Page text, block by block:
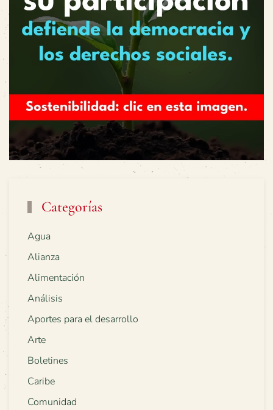
Categorías
Agua
Alianza
Alimentación
Análisis
Aportes para el desarrollo
Arte
Boletines
Caribe
Comunidad